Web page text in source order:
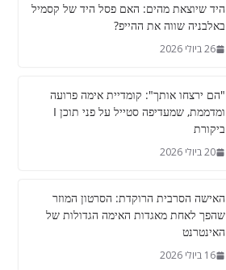
היד שיוצאת מהים: האם פסל היד של קסמיל
באלבניה שווה את ההייפ?
26 ביולי 2026
"הם ירצחו אותך": קומדיית אימה פרועה
ומדממת, שמעדיפה סטייל על פני תוכן I
ביקורת
20 ביולי 2026
האישה הסרבית הרוקדת: הסרטון המוזר
שהפך לאחת מאגדות האימה הגדולות של
האינטרנט
16 ביולי 2026